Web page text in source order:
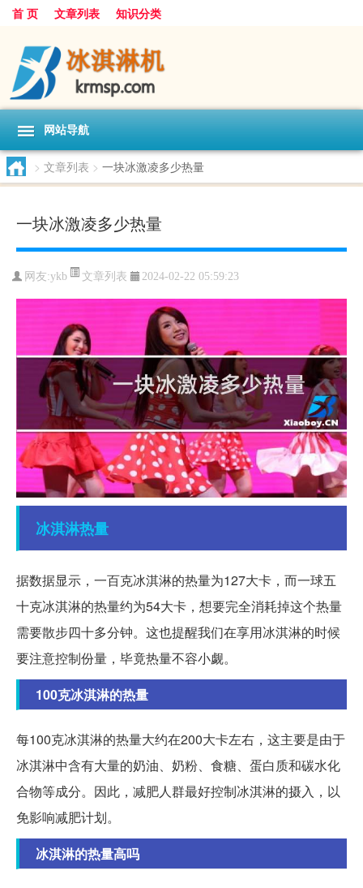
首 页 文章列表 知识分类
网站导航
> 文章列表 > 一块冰激凌多少热量
一块冰激凌多少热量
网友:ykb 文章列表 2024-02-22 05:59:23
冰淇淋热量
据数据显示，一百克冰淇淋的热量为127大卡，而一球五
十克冰淇淋的热量约为54大卡，想要完全消耗掉这个热量
需要散步四十多分钟。这也提醒我们在享用冰淇淋的时候
要注意控制份量，毕竟热量不容小觑。
100克冰淇淋的热量
每100克冰淇淋的热量大约在200大卡左右，这主要是由于
冰淇淋中含有大量的奶油、奶粉、食糖、蛋白质和碳水化
合物等成分。因此，减肥人群最好控制冰淇淋的摄入，以
免影响减肥计划。
冰淇淋的热量高吗